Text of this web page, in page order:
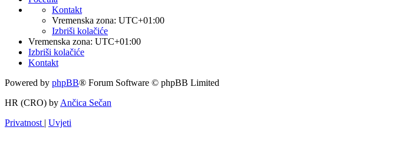
Kontakt
Vremenska zona: UTC+01:00
Izbriši kolačiće
Vremenska zona: UTC+01:00
Izbriši kolačiće
Kontakt
Powered by phpBB® Forum Software © phpBB Limited
HR (CRO) by Ančica Sečan
Privatnost | Uvjeti